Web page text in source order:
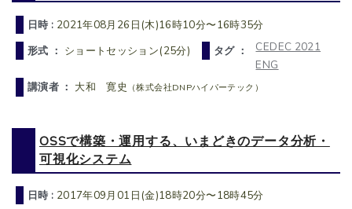
日時 : 2021年08月26日(木)16時10分〜16時35分
形式 ： ショートセッション(25分) タグ ：
CEDEC 2021
ENG
講演者 ： 大和 寛史 （株式会社DNPハイパーテック）
OSSで構築・運用する、いまどきのデータ分析・
可視化システム
日時 : 2017年09月01日(金)18時20分〜18時45分